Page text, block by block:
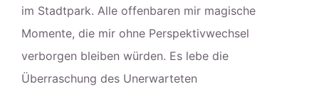
im Stadtpark. Alle offenbaren mir magische
Momente, die mir ohne Perspektivwechsel
verborgen bleiben würden. Es lebe die
Überraschung des Unerwarteten